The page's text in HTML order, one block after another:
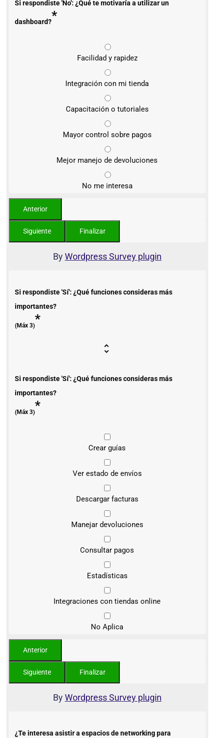
Si respondiste 'No': ¿Qué te motivaría a utilizar un
dashboard?*
Facilidad y rapidez
Integración con mi tienda
Capacitación o tutoriales
Mayor control sobre pagos
Mejor manejo de devoluciones
No me interesa
ByWordpress Survey plugin
Si respondiste 'Sí': ¿Qué funciones consideras más
importantes?
(Máx 3)*
Si respondiste 'Sí': ¿Qué funciones consideras más
importantes?
(Máx 3)*
Crear guías
Ver estado de envíos
Descargar facturas
Manejar devoluciones
Consultar pagos
Estadísticas
Integraciones con tiendas online
No Aplica
ByWordpress Survey plugin
¿Te interesa asistir a espacios de networking para